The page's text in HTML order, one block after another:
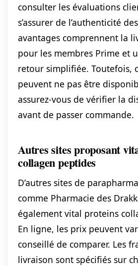
consulter les évaluations
s’assurer de l’authenticité
avantages comprennent la
pour les membres Prime et
retour simplifiée. Toutefois,
peuvent ne pas être
assurez-vous de vérifier la
avant de passer commande.
Autres sites proposant
collagen peptides
D’autres sites de
comme Pharmacie des
également vital proteins
En ligne, les prix peuvent
conseillé de comparer. Les
livraison sont spécifiés sur